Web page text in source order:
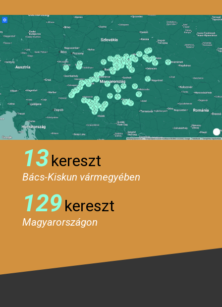
13kereszt
Bács-Kiskun vármegyében
129kereszt
Magyarországon